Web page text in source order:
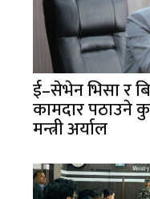
ई–सेभेन भिसा र
कामदार पठाउने
मन्त्री अर्याल